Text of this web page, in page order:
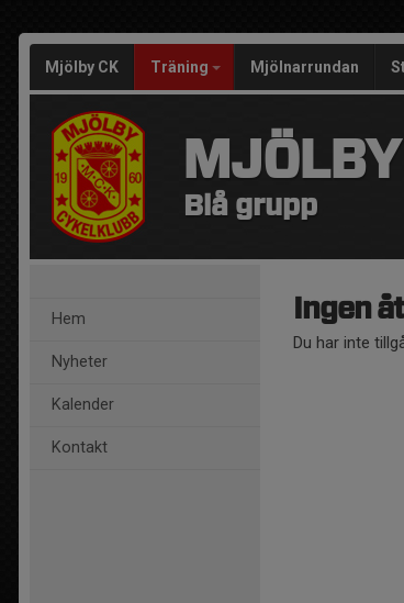
Mjölby CK Träning Mjölnarrundan
Blå grupp
Hem
Nyheter
Kalender
Kontakt
Ingen
Du har inte